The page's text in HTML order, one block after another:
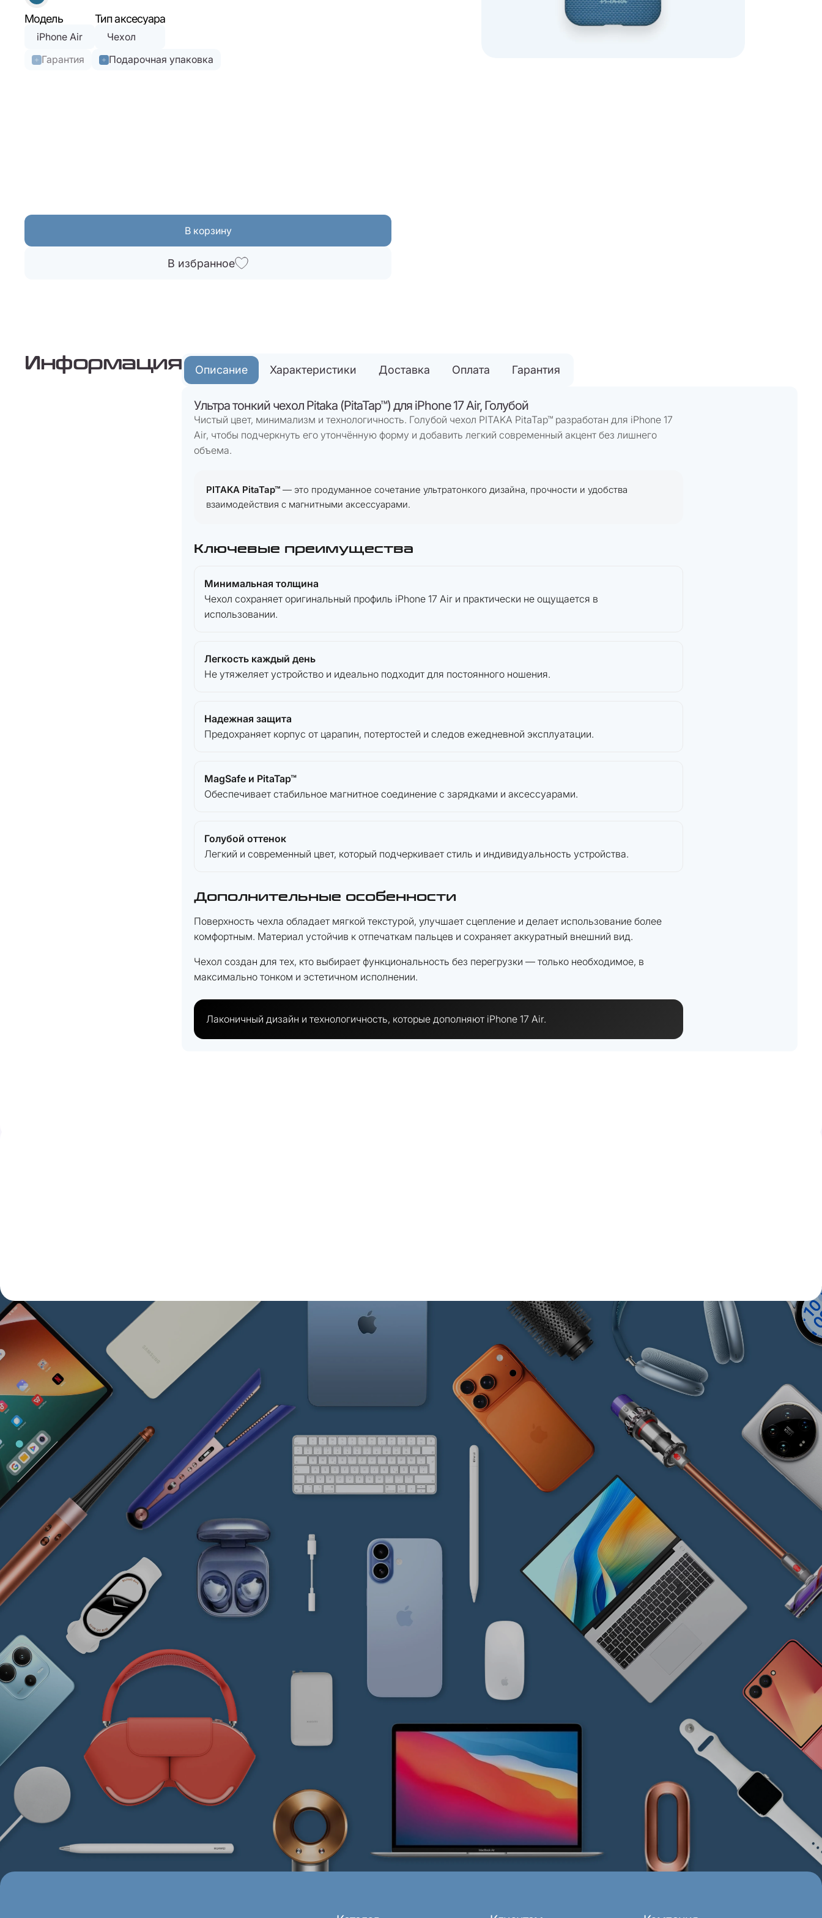
Модель
iPhone Air
Тип аксесуара
Чехол
Гарантия
Подарочная упаковка
В корзину
В избранное
Информация Описание Характеристики Доставка Оплата Гарантия
Ультра тонкий чехол Pitaka (PitaTap™) для iPhone 17 Air, Голубой
Чистый цвет, минимализм и технологичность. Голубой чехол PITAKA PitaTap™ разработан для iPhone 17
Air, чтобы подчеркнуть его утончённую форму и добавить легкий современный акцент без лишнего
объема.
PITAKA PitaTap™ — это продуманное сочетание ультратонкого дизайна, прочности и удобства
взаимодействия с магнитными аксессуарами.
Ключевые преимущества
Минимальная толщина
Чехол сохраняет оригинальный профиль iPhone 17 Air и практически не ощущается в
использовании.
Легкость каждый день
Не утяжеляет устройство и идеально подходит для постоянного ношения.
Надежная защита
Предохраняет корпус от царапин, потертостей и следов ежедневной эксплуатации.
MagSafe и PitaTap™
Обеспечивает стабильное магнитное соединение с зарядками и аксессуарами.
Голубой оттенок
Легкий и современный цвет, который подчеркивает стиль и индивидуальность устройства.
Дополнительные особенности
Поверхность чехла обладает мягкой текстурой, улучшает сцепление и делает использование более
комфортным. Материал устойчив к отпечаткам пальцев и сохраняет аккуратный внешний вид.
Чехол создан для тех, кто выбирает функциональность без перегрузки — только необходимое, в
максимально тонком и эстетичном исполнении.
Лаконичный дизайн и технологичность, которые дополняют iPhone 17 Air.